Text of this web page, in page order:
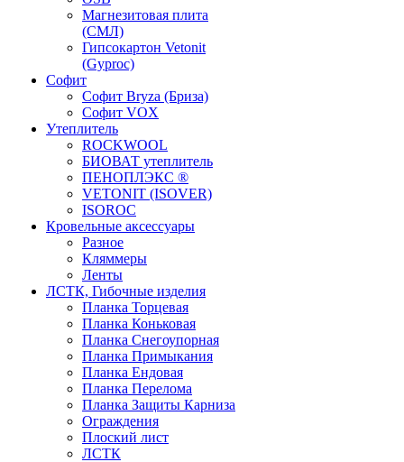
Магнезитовая плита
(СМЛ)
Гипсокартон Vetonit
(Gyproc)
Софит
Софит Bryza (Бриза)
Софит VOX
Утеплитель
ROCKWOOL
БИОВАТ утеплитель
ПЕНОПЛЭКС ®
VETONIT (ISOVER)
ISOROC
Кровельные аксессуары
Разное
Кляммеры
Ленты
ЛСТК, Гибочные изделия
Планка Торцевая
Планка Коньковая
Планка Снегоупорная
Планка Примыкания
Планка Ендовая
Планка Перелома
Планка Защиты Карниза
Ограждения
Плоский лист
ЛСТК